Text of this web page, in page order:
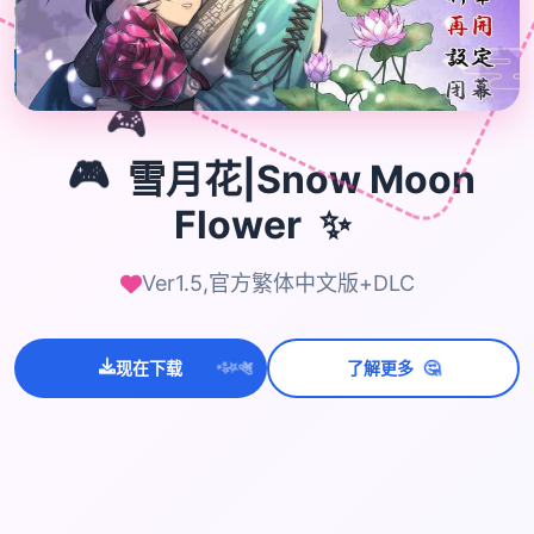
🎮
🎮 雪月花|Snow Moon
Flower ✨
Ver1.5,官方繁体中文版+DLC
现在下载 ✨
⭐
💫 了解更多 🤔